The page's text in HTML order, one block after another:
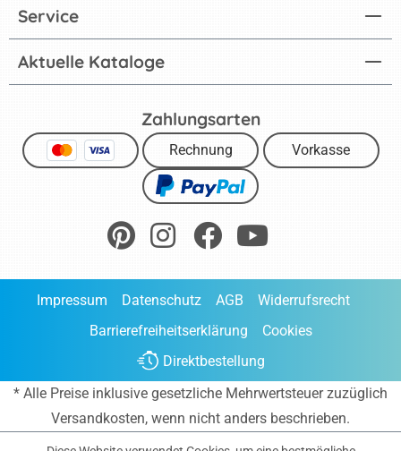
Aktuelle Kataloge
Service
Zahlungsarten
Rechnung Vorkasse
Impressum Datenschutz AGB
Widerrufsrecht
Barrierefreiheitserklärung
Cookies
Direktbestellung
* Alle Preise inklusive gesetzliche Mehrwertsteuer zuzüglich
Versandkosten, wenn nicht anders beschrieben.